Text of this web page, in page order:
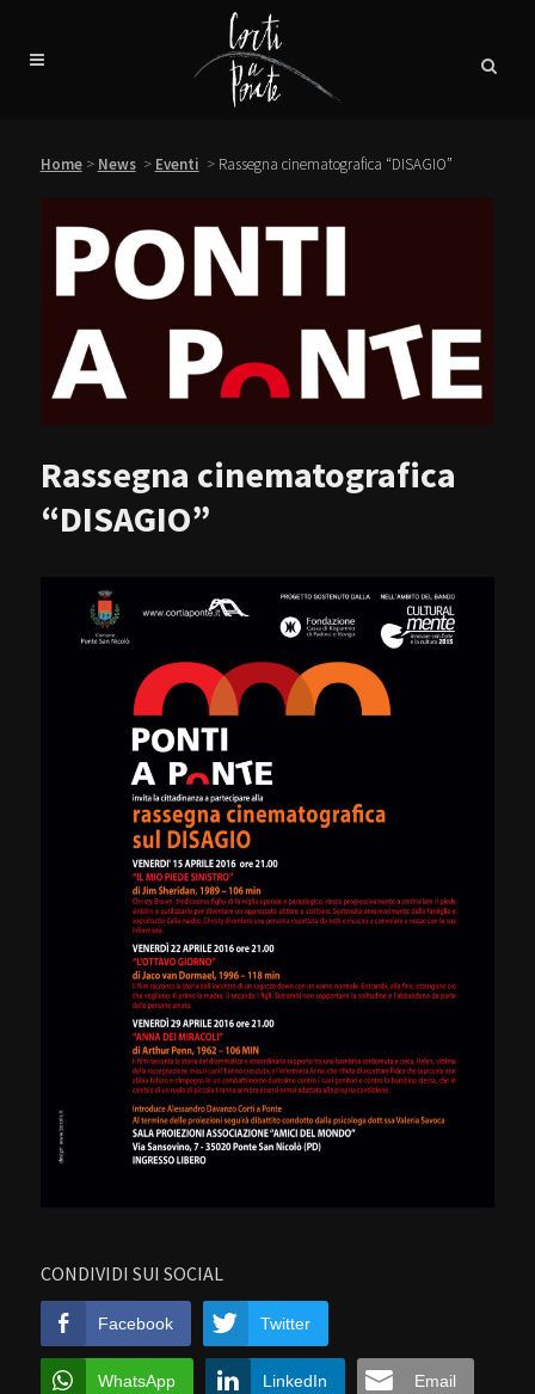
Home> News > Eventi > Rassegna cinematografica “DISAGIO”
Rassegna cinematografica
“DISAGIO”
CONDIVIDI SUI SOCIAL
Facebook Twitter
WhatsApp LinkedIn Email